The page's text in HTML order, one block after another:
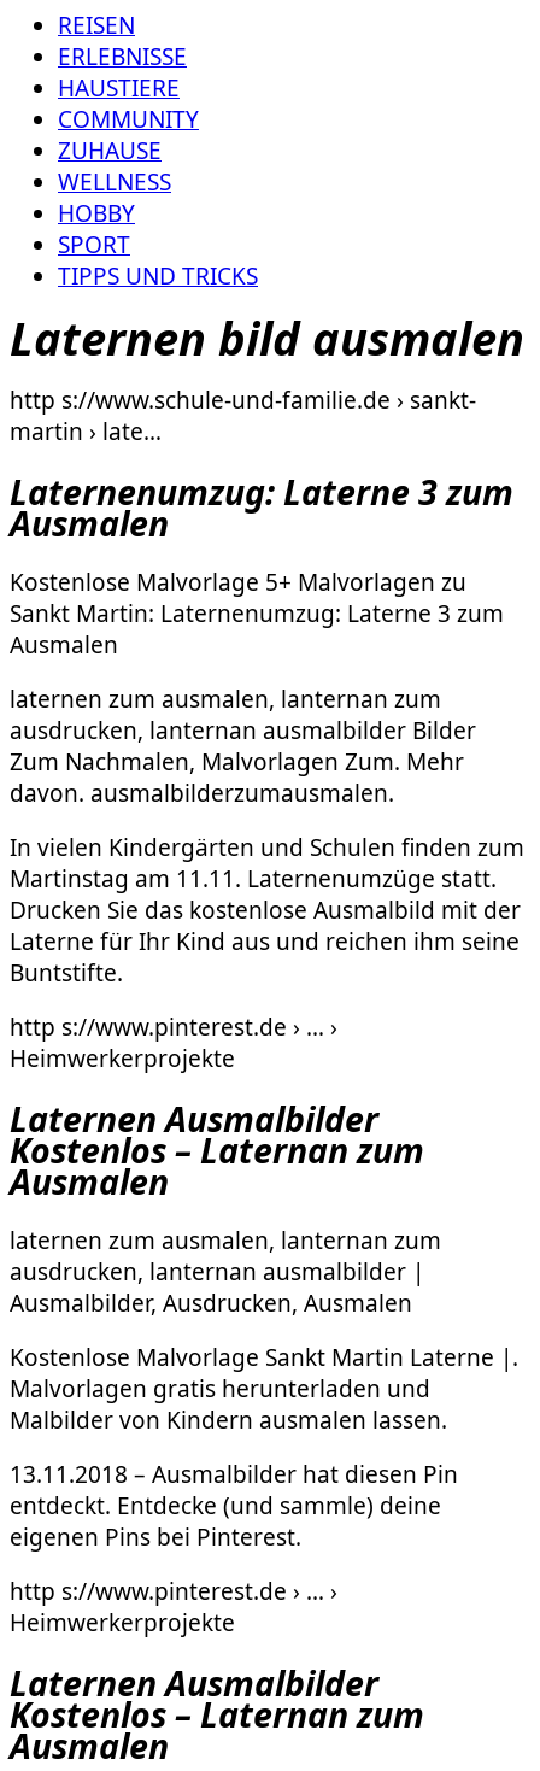
REISEN
ERLEBNISSE
HAUSTIERE
COMMUNITY
ZUHAUSE
WELLNESS
HOBBY
SPORT
TIPPS UND TRICKS
Laternen bild ausmalen
http s://www.schule-und-familie.de › sankt-
martin › late…
Laternenumzug: Laterne 3 zum
Ausmalen
Kostenlose Malvorlage 5+ Malvorlagen zu
Sankt Martin: Laternenumzug: Laterne 3 zum
Ausmalen
laternen zum ausmalen, lanternan zum
ausdrucken, lanternan ausmalbilder Bilder
Zum Nachmalen, Malvorlagen Zum. Mehr
davon. ausmalbilderzumausmalen.
In vielen Kindergärten und Schulen finden zum
Martinstag am 11.11. Laternenumzüge statt.
Drucken Sie das kostenlose Ausmalbild mit der
Laterne für Ihr Kind aus und reichen ihm seine
Buntstifte.
http s://www.pinterest.de › … ›
Heimwerkerprojekte
Laternen Ausmalbilder
Kostenlos – Laternan zum
Ausmalen
laternen zum ausmalen, lanternan zum
ausdrucken, lanternan ausmalbilder |
Ausmalbilder, Ausdrucken, Ausmalen
Kostenlose Malvorlage Sankt Martin Laterne |.
Malvorlagen gratis herunterladen und
Malbilder von Kindern ausmalen lassen.
13.11.2018 – Ausmalbilder hat diesen Pin
entdeckt. Entdecke (und sammle) deine
eigenen Pins bei Pinterest.
http s://www.pinterest.de › … ›
Heimwerkerprojekte
Laternen Ausmalbilder
Kostenlos – Laternan zum
Ausmalen